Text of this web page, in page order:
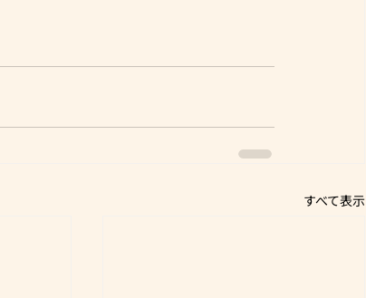
すべて表示